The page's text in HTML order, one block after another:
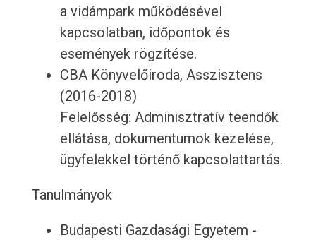
a vidámpark működésével
kapcsolatban, időpontok és
események rögzítése.
CBA Könyvelőiroda, Asszisztens
(2016-2018)
Felelősség: Adminisztratív teendők
ellátása, dokumentumok kezelése,
ügyfelekkel történő kapcsolattartás.
Tanulmányok
Budapesti Gazdasági Egyetem -